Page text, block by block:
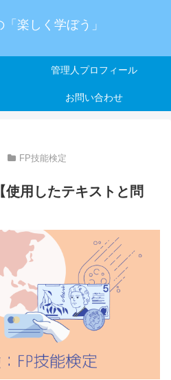
楽しく学ぼう」
管理人プロフィール
お問い合わせ
FP技能検定
使用したテキストと問